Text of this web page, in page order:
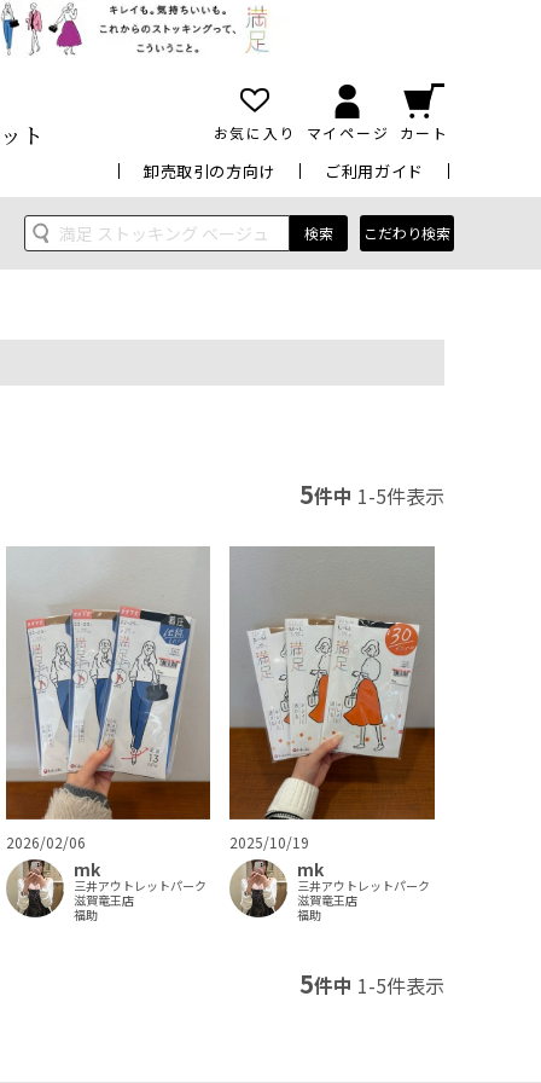
ト お気に入り マイページ カート
卸売取引の方向け ご利用ガイド
検索 こだわり検索
5件中 1-5件表示
2026/02/06
mk
三井アウトレットパーク
滋賀竜王店
福助
2025/10/19
mk
三井アウトレットパーク
滋賀竜王店
福助
5件中 1-5件表示